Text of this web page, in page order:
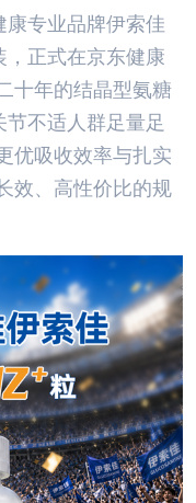
专业品牌伊索佳
，正式在京东健康
十年的结晶型氨糖
不适人群足量足
优吸收效率与扎实
效、高性价比的规